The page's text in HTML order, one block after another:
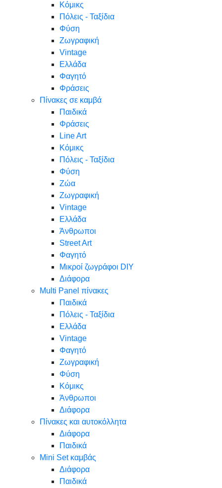
Κόμικς
Πόλεις - Ταξίδια
Φύση
Ζωγραφική
Vintage
Ελλάδα
Φαγητό
Φράσεις
Πίνακες σε καμβά
Παιδικά
Φράσεις
Line Art
Κόμικς
Πόλεις - Ταξίδια
Φύση
Ζώα
Ζωγραφική
Vintage
Ελλάδα
Άνθρωποι
Street Art
Φαγητό
Μικροί ζωγράφοι DIY
Διάφορα
Multi Panel πίνακες
Παιδικά
Πόλεις - Ταξίδια
Ελλάδα
Vintage
Φαγητό
Ζωγραφική
Φύση
Κόμικς
Άνθρωποι
Διάφορα
Πίνακες και αυτοκόλλητα
Διάφορα
Παιδικά
Mini Set καμβάς
Διάφορα
Παιδικά